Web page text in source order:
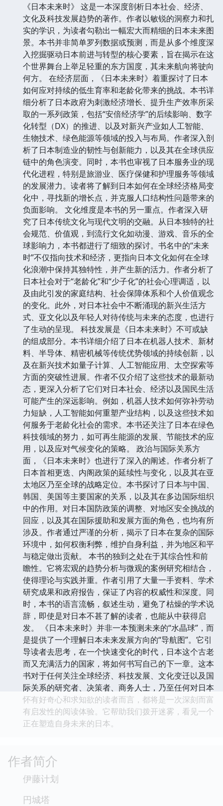
《日本未来时》 这是一本深度剖析日本社会、经济、
文化及科技发展趋势的著作。作者以敏锐的洞察力和扎
实的学识，为读者勾勒出一幅宏大而精细的日本未来图
景。本书并非简单罗列数据或预测，而是从多个维度深
入挖掘驱动日本前进与转型的核心要素，旨在揭示在这
个世界舞台上举足轻重的东方国度，其未来航向将驶向
何方。 在经济层面，《日本未来时》着重探讨了日本
如何应对持续的低生育率和老龄化带来的挑战。本书详
细分析了日本政府为刺激经济增长、提升生产效率所采
取的一系列政策，包括“安倍经济学”的后续影响、数字
化转型（DX）的推进、以及对新兴产业如人工智能、
生物技术、绿色能源等领域的投入与布局。作者深入剖
析了日本制造业的韧性与创新能力，以及其在全球供应
链中的角色演变。同时，本书也审视了日本服务业的现
代化进程，特别是旅游业、医疗保健和护理服务等领域
的发展潜力。读者将了解到日本如何在全球经济格局变
化中，寻找新的增长点，并克服人口结构性问题带来的
负面影响。 文化维度是本书的另一重点。作者深入研
究了日本传统文化与现代文明的交融。从日本独特的社
会规范、价值观，到流行文化如动漫、游戏、音乐的全
球影响力，本书都进行了细致的探讨。书名中的“未来
时”不仅指向技术和经济，更指向日本文化如何在全球
化浪潮中保持其独特性，并产生新的活力。作者分析了
日本社会对于“老龄化”和“少子化”的社会心理调适，以
及由此引发的家庭结构、社会保障体系和个人价值观念
的变化。此外，对日本社会中不断涌现的新兴生活方
式、亚文化以及年轻人对待传统与未来的态度，也进行
了生动的呈现。 科技发展是《日本未来时》不可或缺
的组成部分。本书详细介绍了日本在机器人技术、新材
料、半导体、精密机械等传统优势领域的持续创新，以
及在新兴技术如量子计算、人工智能应用、太空探索等
方面的突破性进展。作者不仅介绍了这些技术的最新动
态，更深入分析了它们对日本社会、经济以及国民生活
可能产生的深远影响。例如，机器人技术如何弥补劳动
力短缺，人工智能如何重塑产业结构，以及这些技术如
何服务于老龄化社会的需求。本书还关注了日本在绿色
科技领域的努力，如可再生能源的发展、节能技术的应
用，以及应对气候变化的策略。 政治与国际关系方
面，《日本未来时》也进行了深入的阐述。作者分析了
日本首相更迭、内阁政策的延续性与变化，以及其在亚
太地区乃至全球的战略定位。本书探讨了日本与中国、
韩国、美国等主要国家的关系，以及其在多边国际组织
中的作用。对日本国防政策的调整、对地区安全挑战的
回应，以及其在国际援助和发展方面的角色，也均有所
涉及。作者通过严谨的分析，揭示了日本在复杂的国际
环境中，如何权衡利弊，维护自身利益，并为地区和平
与稳定做出贡献。 本书的独到之处在于其综合性和前
瞻性。它将宏观的趋势分析与微观的案例研究相结合，
使得理论与实践并重。作者引用了大量一手资料、学术
研究成果和政府报告，保证了内容的权威性和深度。同
时，本书的语言流畅，叙述生动，避免了枯燥的学术说
辞，即使是对日本不甚了解的读者，也能从中获得启
发。 《日本未来时》并非一本预测未来的“水晶球”，而
是提供了一个理解日本未来发展方向的“导航图”。它引
导读者去思考，在一个快速变化的时代，日本这个古老
而又充满活力的国家，将如何书写自己的下一章。这本
书对于任何关注全球经济、科技发展、文化变迁以及国
际关系的研究者、决策者、商务人士，乃至任何对日本
怀有好奇心和求知欲的读者而言，都将是一次深刻而富
有启发性的阅读体验。它帮助我们拨开迷雾，看见一个
正在塑造自身未来的日本。
作者简介
伊藤计划
円城塔